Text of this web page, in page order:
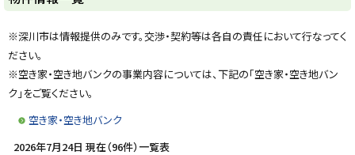
w
c
t
※深川市は情報提供のみです。交渉・契約等は各自の責任において行なってく
ださい。
※空き家・空き地バンクの事業内容については、下記の「空き家・空き地バン
ク」をご覧ください。
空き家・空き地バンク
2026年7月24日 現在（96件）一覧表